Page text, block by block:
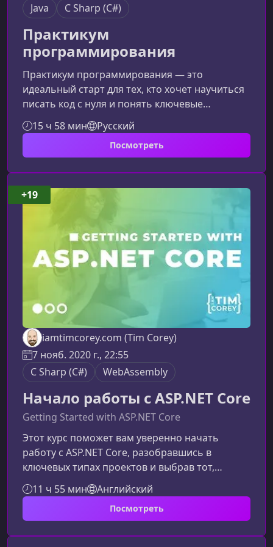
Java
C Sharp (C#)
Практикум
программирования
Практикум программирования — это
идеальный старт для тех, кто хочет научиться
писать код с нуля и понять ключевые
принципы объектно-ориентированного
программирования (ООП) на Java и C#. Курс
помогает быстро освоить базовые
к созданию собственных
приложений.Особенности курсаПрограмма
ориентирована на новичков и
последовательно раскрывает необходимые
знания для дальнейшего изучения Java и C#.
Все темы с
15 ч 58 мин Русский
Посмотреть
iamtimcorey.com (Tim Corey)
7 нояб. 2020 г., 22:55
C Sharp (C#)
WebAssembly
Начало работы с ASP.NET Core
Getting Started with ASP.NET Core
Этот курс поможет вам уверенно начать
работу с ASP.NET Core, разобравшись в
ключевых типах проектов и выбрав тот,
который максимально подходит под ваши
задачи. Вы избегаете хаоса, экономите время
и сразу начинаете двигаться в правильном
направлении.Что вы узнаете в этом
курсеМатериал курса построен так, чтобы шаг
11 ч 55 мин Английский
Посмотреть
+19